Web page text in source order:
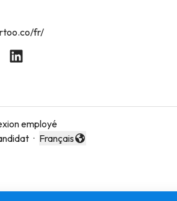
fr/
employé
·
Changer la langue
Français